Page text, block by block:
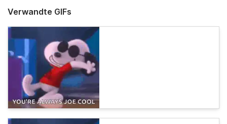
Verwandte GIFs